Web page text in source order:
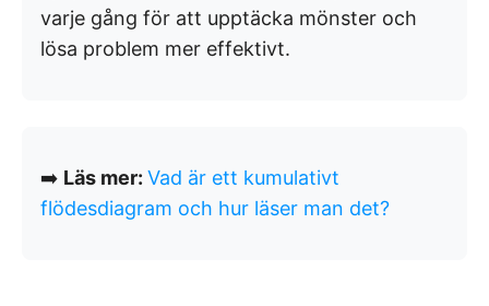
varje gång för att upptäcka mönster och
lösa problem mer effektivt.
➡️ Läs mer: Vad är ett kumulativt
flödesdiagram och hur läser man det?